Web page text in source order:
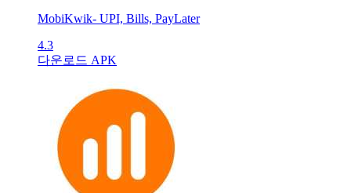
MobiKwik- UPI, Bills, PayLater
4.3
다운로드 APK